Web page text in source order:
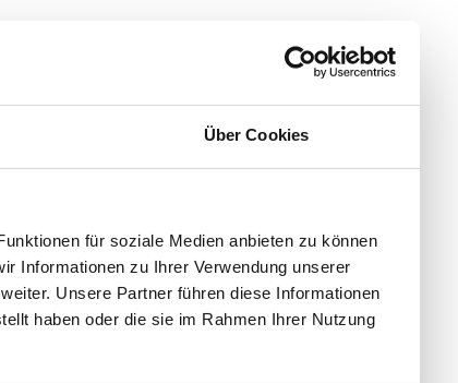
Über Cookies
für soziale Medien anbieten zu können
Informationen zu Ihrer Verwendung unserer
Unsere Partner führen diese Informationen
haben oder die sie im Rahmen Ihrer Nutzung